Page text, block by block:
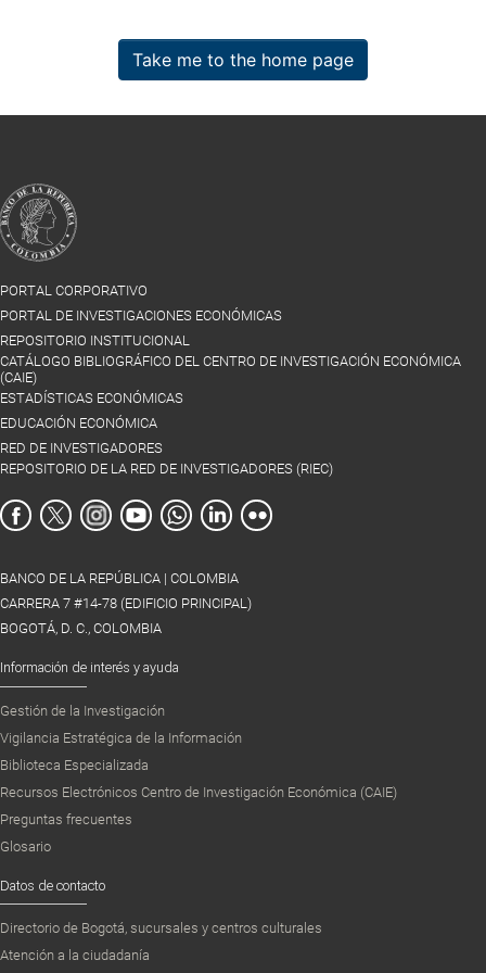
Take me to the home page
PORTAL CORPORATIVO
PORTAL DE INVESTIGACIONES ECONÓMICAS
REPOSITORIO INSTITUCIONAL
CATÁLOGO BIBLIOGRÁFICO DEL CENTRO DE INVESTIGACIÓN ECONÓMICA
(CAIE)
ESTADÍSTICAS ECONÓMICAS
EDUCACIÓN ECONÓMICA
RED DE INVESTIGADORES
REPOSITORIO DE LA RED DE INVESTIGADORES (RIEC)
BANCO DE LA REPÚBLICA | COLOMBIA
CARRERA 7 #14-78 (EDIFICIO PRINCIPAL)
BOGOTÁ, D. C., COLOMBIA
Información de interés y ayuda
Gestión de la Investigación
Vigilancia Estratégica de la Información
Biblioteca Especializada
Recursos Electrónicos Centro de Investigación Económica (CAIE)
Preguntas frecuentes
Glosario
Datos de contacto
Directorio de Bogotá, sucursales y centros culturales
Atención a la ciudadanía